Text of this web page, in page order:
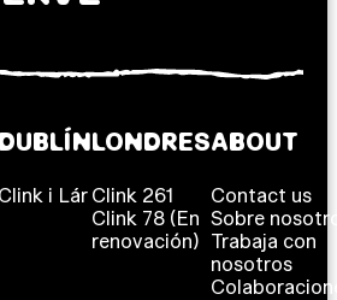
DUBLÍN
Clink i Lár
LONDRES
Clink 261
Clink 78 (En
renovación)
ABOUT
Contact us
Sobre
Trabaja con
nosotros